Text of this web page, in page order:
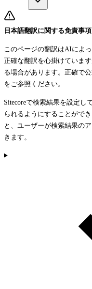
日本語翻訳に関する免責事項
このページの翻訳はAIによ
正確な翻訳を心掛けていま
る場合があります。正確で
をご参照ください。
Sitecoreで検索結果を設定し
られるようにすることがで
と、ユーザーが検索結果の
きます。